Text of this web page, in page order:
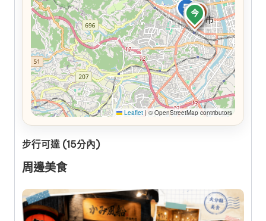
今
景 食
食
食
食
食
Leaflet | © OpenStreetMap contributors
步行可達 (15分內)
周邊美食